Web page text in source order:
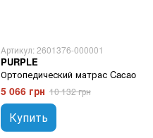
Артикул: 2601376-000001
PURPLE
Ортопедический матрас Cacao
5 066 грн 10 132 грн
Купить